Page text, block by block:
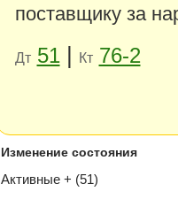
поставщику за
Дт 51| Кт 76-2
Изменение состояния
Активные + (51)